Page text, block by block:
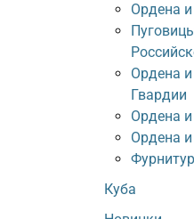
Ордена
Ордена
Гвардии
Ордена
Ордена
Куба